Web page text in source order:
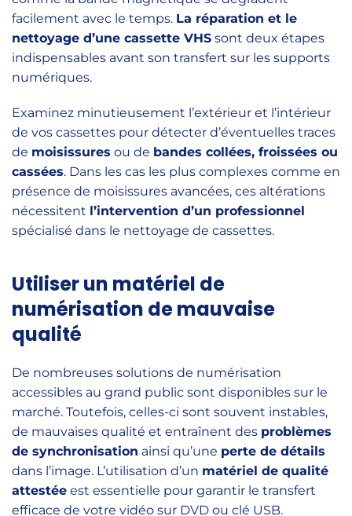
facilement avec le temps. La réparation et le
nettoyage d’une cassette VHS sont deux étapes
indispensables avant son transfert sur les supports
numériques.
Examinez minutieusement l’extérieur et l’intérieur
de vos cassettes pour détecter d’éventuelles traces
de moisissures ou de bandes collées, froissées ou
cassées. Dans les cas les plus complexes comme en
présence de moisissures avancées, ces altérations
nécessitent l’intervention d’un professionnel
spécialisé dans le nettoyage de cassettes.
Utiliser un matériel de
numérisation de mauvaise
qualité
De nombreuses solutions de numérisation
accessibles au grand public sont disponibles sur le
marché. Toutefois, celles-ci sont souvent instables,
de mauvaises qualité et entraînent des problèmes
de synchronisation ainsi qu’une perte de détails
dans l’image. L’utilisation d’un matériel de qualité
attestée est essentielle pour garantir le transfert
efficace de votre vidéo sur DVD ou clé USB.